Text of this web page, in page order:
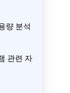
량 분석
관련 자